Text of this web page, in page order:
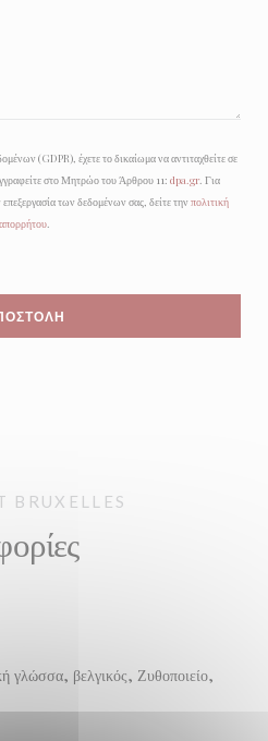
(GDPR), έχετε το δικαίωμα να αντιταχθείτε σε
στο Μητρώο του Άρθρου 11: dpa.gr. Για
των δεδομένων σας, δείτε τηνπολιτική
απορρήτου.
BRUXELLES
γλώσσα, βελγικός, Ζυθοποιείο,